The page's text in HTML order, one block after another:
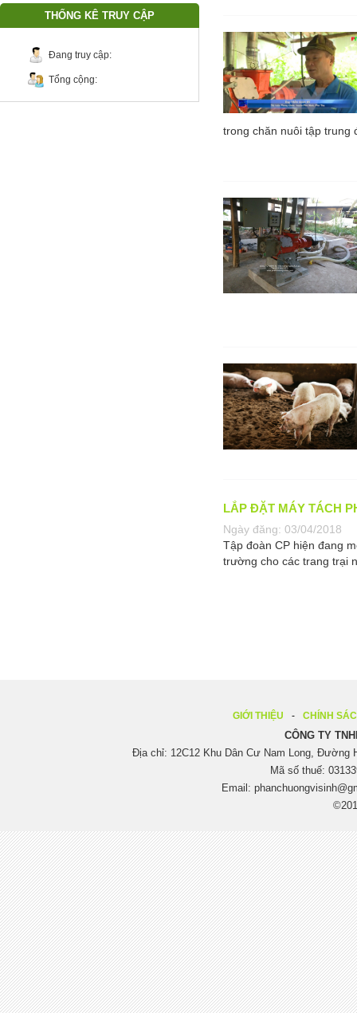
trong chăn nuôi tập trung
LẮP ĐẶT MÁY TÁCH
Ngày đăng: 03/04/2018
Tập đoàn CP hiện đang
trường cho các trang trại
THỐNG KÊ TRUY CẬP
Đang truy cập:
Tổng cộng:
GIỚI THIỆU CHÍNH
CÔNG TY
Địa chỉ: 12C12 Khu Dân Cư Nam Long, Đường
Mã số thuế:
Email: